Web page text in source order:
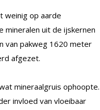
weinig op aarde
uit de ijskernen
van pakweg 1620 meter
afgezet.
mineraalgruis ophoopte.
invloed van vloeibaar